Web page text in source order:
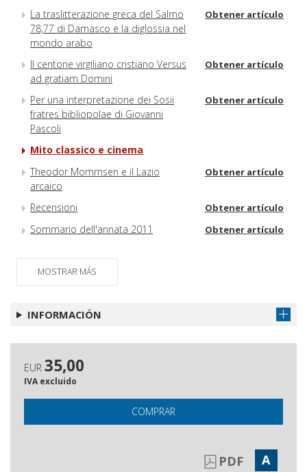
La traslitterazione greca del Salmo
78,77 di Damasco e la diglossia nel
mondo arabo
Obtener artículo
Il centone virgiliano cristiano Versus
ad gratiam Domini
Obtener artículo
Per una interpretazione dei Sosii
fratres bibliopolae di Giovanni
Pascoli
Obtener artículo
Mito classico e cinema
Theodor Mommsen e il Lazio
arcaico
Obtener artículo
Recensioni Obtener artículo
Sommario dell'annata 2011 Obtener artículo
MOSTRAR MÁS
INFORMACIÓN
EUR 35,00
IVA excluido
COMPRAR
PDF A